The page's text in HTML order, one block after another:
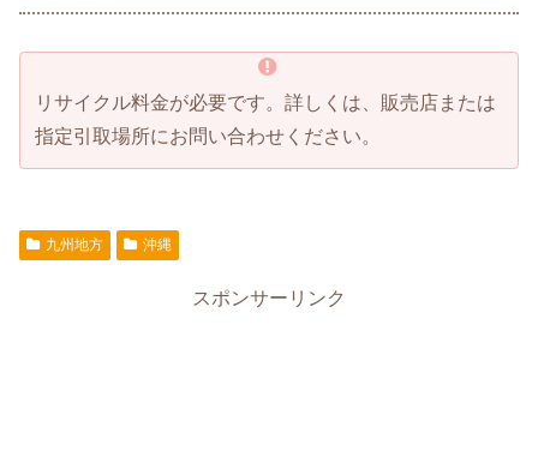
リサイクル料金が必要です。詳しくは、販売店または
指定引取場所にお問い合わせください。
九州地方 沖縄
スポンサーリンク